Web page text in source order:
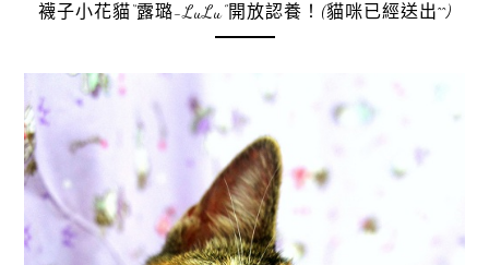
襪子小花貓“露璐-LuLu”開放認養！(貓咪已經送出^^)